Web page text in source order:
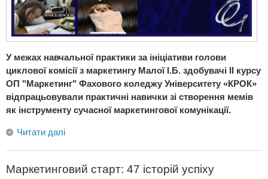
У межах навчальної практики за ініціативи голови
циклової комісії з маркетингу Малої І.Б. здобувачі ІІ курсу
ОП "Маркетинг" Фахового коледжу Університету «КРОК»
відпрацьовували практичні навички зі створення мемів
як інструменту сучасної маркетингової комунікації.
Читати далі
Маркетинговий старт: 47 історій успіху